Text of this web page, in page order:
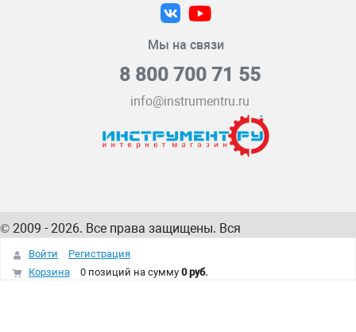
Мы на связи
8 800 700 71 55
info@instrumentru.ru
© 2009 - 2026. Все права защищены. Вся
информация на сайте – собственность
интернет-магазина
Войти
Регистрация
Корзина
0 позиций на сумму 0 руб.